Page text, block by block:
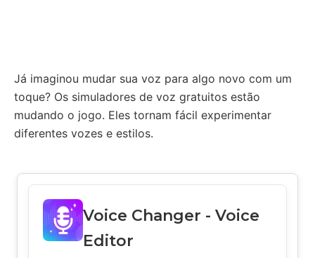
Já imaginou mudar sua voz para algo novo com um
toque? Os simuladores de voz gratuitos estão
mudando o jogo. Eles tornam fácil experimentar
diferentes vozes e estilos.
Voice Changer - Voice
Editor